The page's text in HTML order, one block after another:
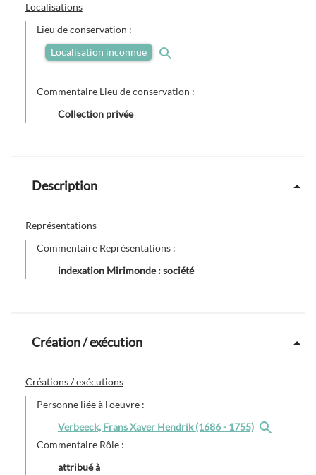
Localisations
Lieu de conservation :
Localisation inconnue
Commentaire Lieu de conservation :
Collection privée
Description
Représentations
Commentaire Représentations :
indexation Mirimonde : société
Création / exécution
Créations / exécutions
Personne liée à l'oeuvre :
Verbeeck, Frans Xaver Hendrik (1686 - 1755)
Commentaire Rôle :
attribué à